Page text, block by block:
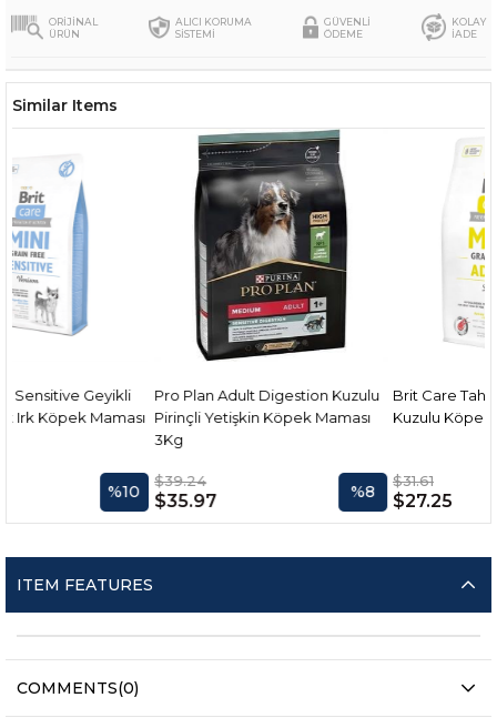
ORİJİNAL
ÜRÜN
ALICI KORUMA
SİSTEMİ
GÜVENLİ
ÖDEME
KOLAY
İADE
Similar Items
Pro Plan Adult Digestion Kuzulu
Pirinçli Yetişkin Köpek Maması
Brit Care Tahılsız Mini Adult
Kuzulu Köpek Maması 2 kg.
ITEM FEATURES
COMMENTS(0)